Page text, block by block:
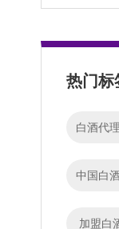
热门标
加盟白